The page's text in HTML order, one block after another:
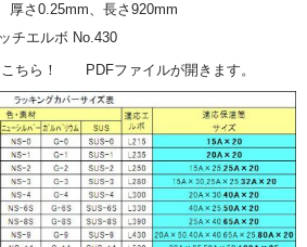
厚さ0.25mm、長さ920mm
チエルボ No.430
こちら！ PDFファイルが開きます。